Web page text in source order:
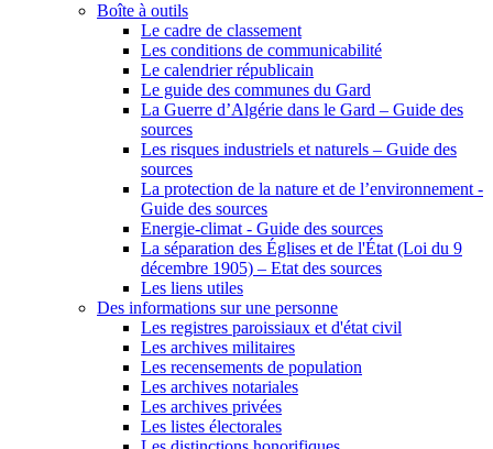
Boîte à outils
Le cadre de classement
Les conditions de communicabilité
Le calendrier républicain
Le guide des communes du Gard
La Guerre d’Algérie dans le Gard – Guide des
sources
Les risques industriels et naturels – Guide des
sources
La protection de la nature et de l’environnement -
Guide des sources
Energie-climat - Guide des sources
La séparation des Églises et de l'État (Loi du 9
décembre 1905) – Etat des sources
Les liens utiles
Des informations sur une personne
Les registres paroissiaux et d'état civil
Les archives militaires
Les recensements de population
Les archives notariales
Les archives privées
Les listes électorales